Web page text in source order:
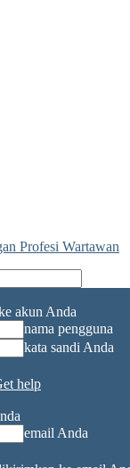
Profesi Wartawan
akun Anda
nama pengguna
kata sandi Anda
help
email Anda